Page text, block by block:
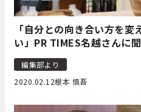
「自分との向き合い方を
い」PR TIMES名越さんに
編集部より
2020.02.12根本 慎吾